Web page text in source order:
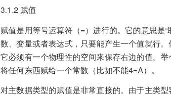
3.1.2 赋值
赋值是用等号运算符（=）进行的。它的意思是
数、变量或者表达式，只要能产生一个值就行
它必须有一个物理性的空间来保存右边的值。
将任何东西赋给一个常数（比如不能4=A）。
对主数据类型的赋值是非常直接的。由于主类